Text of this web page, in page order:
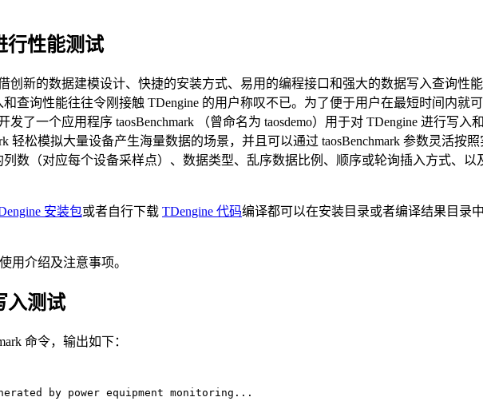
行性能测试
创新的数据建模设计、快捷的安装方式、易用的编程接口和强大的数据写入查询性
查询性能往往令刚接触 TDengine 的用户称叹不已。为了便于用户在最短时间内就
了一个应用程序 taosBenchmark （曾命名为 taosdemo）用于对 TDengine 进行写入
轻松模拟大量设备产生海量数据的场景，并且可以通过 taosBenchmark 参数灵活按
数（对应每个设备采样点）、数据类型、乱序数据比例、顺序或轮询插入方式、以
安装包或者自行下载 TDengine 代码编译都可以在安装目录或者编译结果目录
用介绍及注意事项。
入测试
命令，输出如下：
by power equipment monitoring...